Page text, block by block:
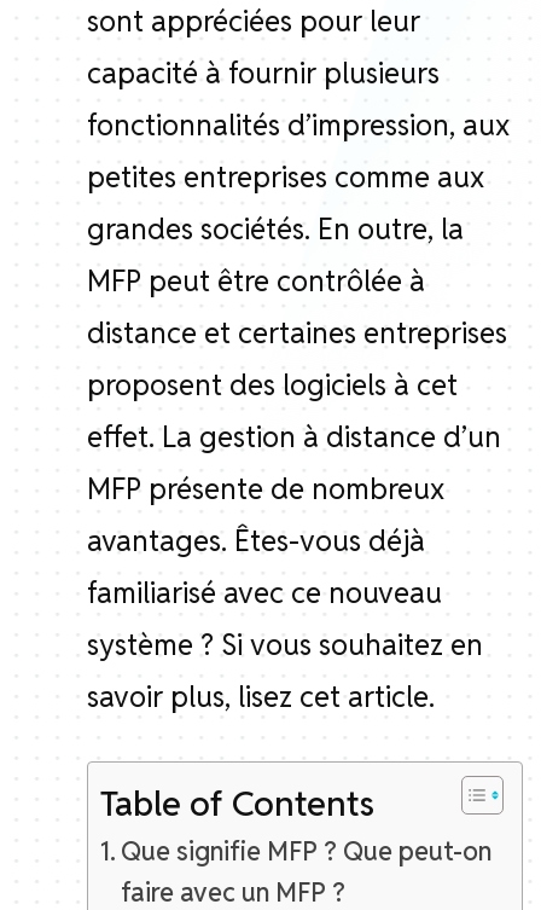
sont appréciées pour leur
capacité à fournir plusieurs
fonctionnalités d’impression, aux
petites entreprises comme aux
grandes sociétés. En outre, la
MFP peut être contrôlée à
distance et certaines entreprises
proposent des logiciels à cet
effet. La gestion à distance d’un
MFP présente de nombreux
avantages. Êtes-vous déjà
familiarisé avec ce nouveau
système ? Si vous souhaitez en
savoir plus, lisez cet article.
Table of Contents
Que signifie MFP ? Que peut-on
faire avec un MFP ?